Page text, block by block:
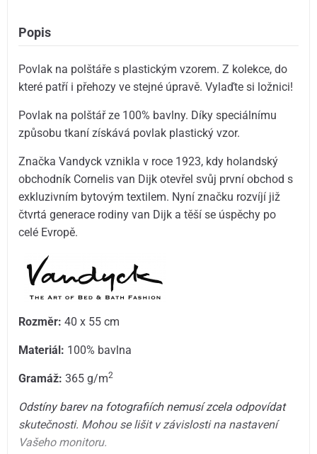
Popis
Povlak na polštáře s plastickým vzorem. Z kolekce, do
které patří i přehozy ve stejné úpravě. Vylaďte si ložnici!
Povlak na polštář ze 100% bavlny. Díky speciálnímu
způsobu tkaní získává povlak plastický vzor.
Značka Vandyck vznikla v roce 1923, kdy holandský
obchodník Cornelis van Dijk otevřel svůj první obchod s
exkluzivním bytovým textilem. Nyní značku rozvíjí již
čtvrtá generace rodiny van Dijk a těší se úspěchy po
celé Evropě.
Rozměr: 40 x 55 cm
Materiál: 100% bavlna
Gramáž: 365 g/m2
Odstíny barev na fotografiích nemusí zcela odpovídat
skutečnosti. Mohou se lišit v závislosti na nastavení
Vašeho monitoru.